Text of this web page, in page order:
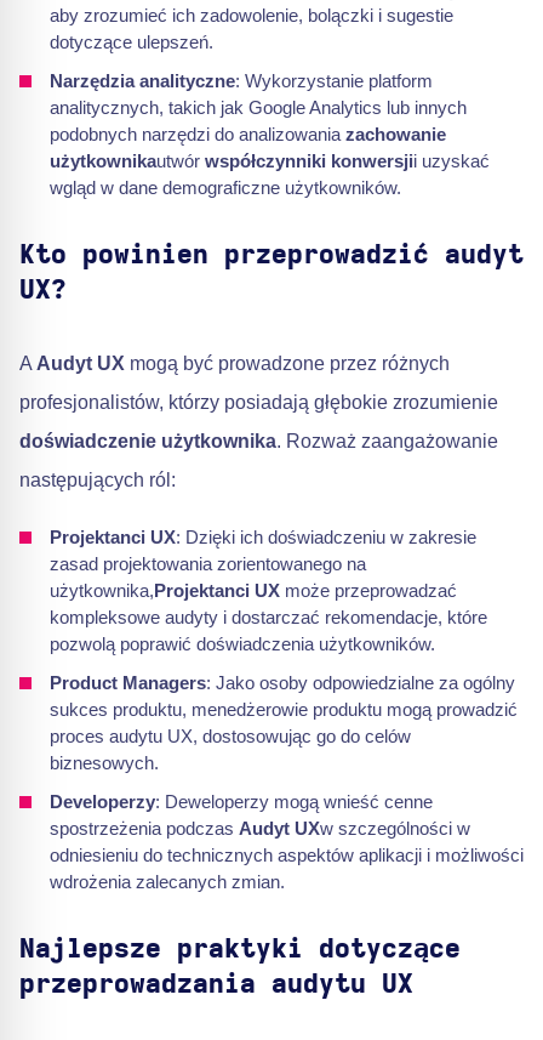
aby zrozumieć ich zadowolenie, bolączki i sugestie
dotyczące ulepszeń.
Narzędzia analityczne: Wykorzystanie platform
analitycznych, takich jak Google Analytics lub innych
podobnych narzędzi do analizowania zachowanie
użytkownikautwór współczynniki konwersjii uzyskać
wgląd w dane demograficzne użytkowników.
Kto powinien przeprowadzić audyt
UX?
A Audyt UX mogą być prowadzone przez różnych
profesjonalistów, którzy posiadają głębokie zrozumienie
doświadczenie użytkownika. Rozważ zaangażowanie
następujących ról:
Projektanci UX: Dzięki ich doświadczeniu w zakresie
zasad projektowania zorientowanego na
użytkownika,Projektanci UX może przeprowadzać
kompleksowe audyty i dostarczać rekomendacje, które
pozwolą poprawić doświadczenia użytkowników.
Product Managers: Jako osoby odpowiedzialne za ogólny
sukces produktu, menedżerowie produktu mogą prowadzić
proces audytu UX, dostosowując go do celów
biznesowych.
Developerzy: Deweloperzy mogą wnieść cenne
spostrzeżenia podczas Audyt UXw szczególności w
odniesieniu do technicznych aspektów aplikacji i możliwości
wdrożenia zalecanych zmian.
Najlepsze praktyki dotyczące
przeprowadzania audytu UX